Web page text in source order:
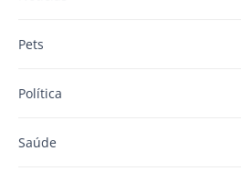
Pets
Política
Saúde